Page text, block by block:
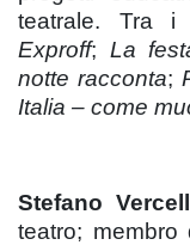
teatrale. Tra i
Exproff; La
notte racconta;
Italia – come
Stefano
teatro; membro